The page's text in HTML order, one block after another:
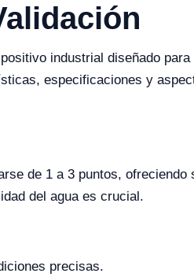
industrial diseñado
especificaciones y
de 1 a 3 puntos,
del agua es crucial.
precisas.